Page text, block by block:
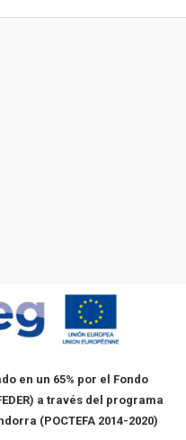
en un 65% por el Fondo
a través del programa
(POCTEFA 2014-2020)